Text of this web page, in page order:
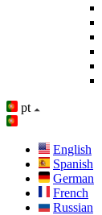
pt
English
Spanish
German
French
Russian